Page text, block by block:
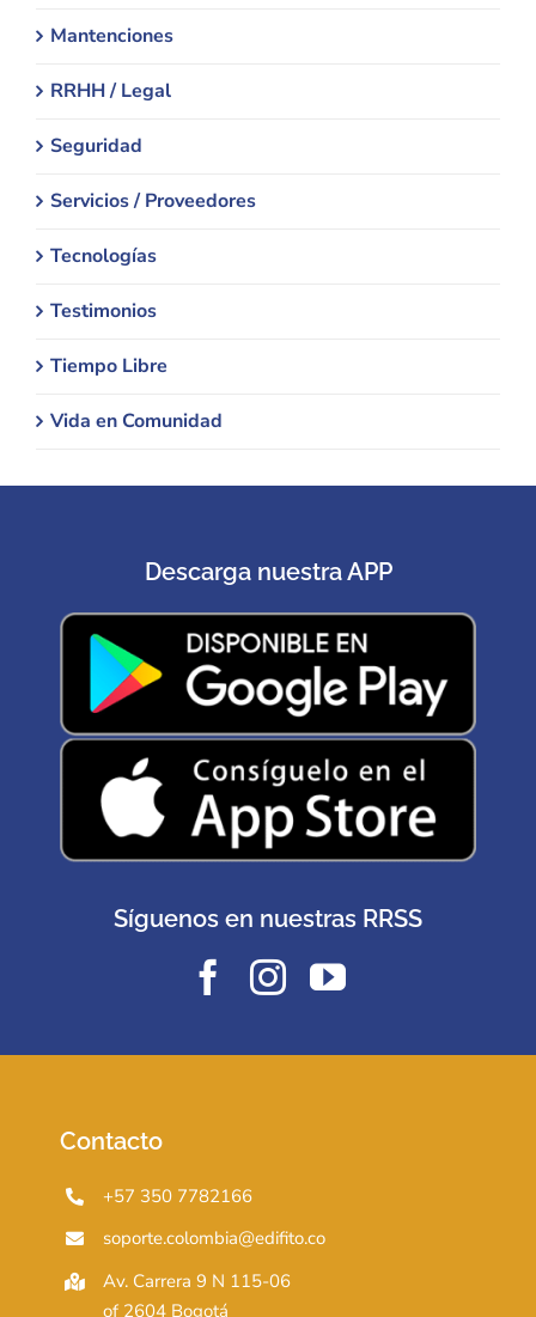
Mantenciones
RRHH / Legal
Seguridad
Servicios / Proveedores
Tecnologías
Testimonios
Tiempo Libre
Vida en Comunidad
Descarga nuestra APP
Síguenos en nuestras RRSS
Contacto
+57 350 7782166
soporte.colombia@edifito.co
Av. Carrera 9 N 115-06
of 2604 Bogotá